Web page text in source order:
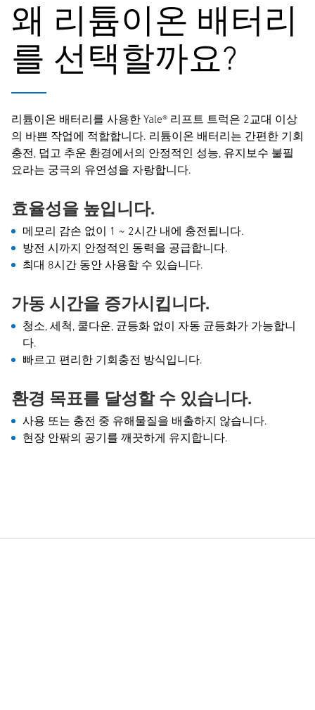
왜 리튬이온 배터리
를 선택할까요?
리튬이온 배터리를 사용한 Yale® 리프트 트럭은 2교대 이상
의 바쁜 작업에 적합합니다. 리튬이온 배터리는 간편한 기회
충전, 덥고 추운 환경에서의 안정적인 성능, 유지보수 불필
요라는 궁극의 유연성을 자랑합니다.
효율성을 높입니다.
메모리 감손 없이 1 ~ 2시간 내에 충전됩니다.
방전 시까지 안정적인 동력을 공급합니다.
최대 8시간 동안 사용할 수 있습니다.
가동 시간을 증가시킵니다.
청소, 세척, 쿨다운, 균등화 없이 자동 균등화가 가능합니
다.
빠르고 편리한 기회충전 방식입니다.
환경 목표를 달성할 수 있습니다.
사용 또는 충전 중 유해물질을 배출하지 않습니다.
현장 안팎의 공기를 깨끗하게 유지합니다.